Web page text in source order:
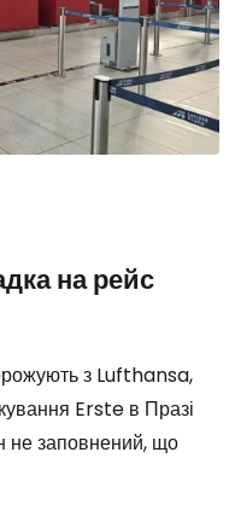
на рейс
з Lufthansa,
Erste в Празі
не заповнений, що